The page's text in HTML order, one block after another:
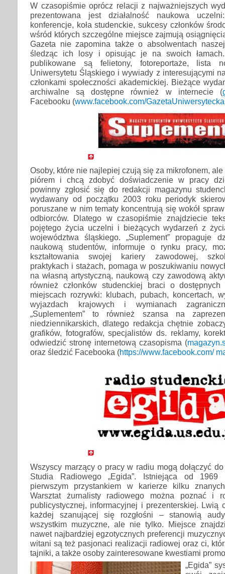
W czasopiśmie oprócz relacji z najważniejszych
prezentowana jest działalność naukowa
konferencje, koła studenckie, sukcesy członków
wśród których szczególne miejsce zajmują
Gazeta nie zapomina także o absolwentach
śledząc ich losy i opisując je na swoich
publikowane są felietony, fotoreportaże, lista
Uniwersytetu Śląskiego i wywiady z interesującymi
członkami społeczności akademickiej. Bieżące
archiwalne są dostępne również w internecie (
Facebooku (www.facebook.com/
Osoby, które nie najlepiej czują się za mikrofonem,
piórem i chcą zdobyć doświadczenie w pracy
powinny zgłosić się do redakcji magazynu
wydawany od początku 2003 roku periodyk
poruszane w nim tematy koncentrują się wokół
odbiorców. Dlatego w czasopiśmie znajdziecie
pojętego życia uczelni i bieżących wydarzeń z
województwa śląskiego. „Suplement” propaguje
naukową studentów, informuje o rynku pracy,
kształtowania swojej kariery zawodowej,
praktykach i stażach, pomaga w poszukiwaniu
na własną artystyczną, naukową czy zawodową
również członków studenckiej braci o
miejscach rozrywki: klubach, pubach, koncertach,
wyjazdach krajowych i wymianach
„Suplementem” to również szansa na
niedziennikarskich, dlatego redakcja chętnie
grafików, fotografów, specjalistów ds. reklamy,
odwiedzić stronę internetową czasopisma (
oraz śledzić Facebooka (https://www.facebook.com/
Wszyscy marzący o pracy w radiu mogą dołączyć
Studia Radiowego „Egida”. Istniejąca od 1969
pierwszym przystankiem w karierze kilku
Warsztat żurnalisty radiowego można poznać i
publicystycznej, informacyjnej i prezenterskiej. Lwią
każdej szanującej się rozgłośni – stanowią
wszystkim muzyczne, ale nie tylko. Miejsce
nawet najbardziej egzotycznych preferencji
witani są też pasjonaci realizacji radiowej oraz ci,
tajniki, a także osoby zainteresowane kwestiami
„Egida”